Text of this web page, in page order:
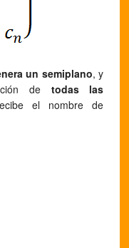
un semiplano, y
de todas las
el nombre de